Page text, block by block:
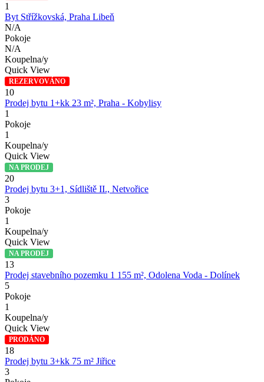
1
Byt Střížkovská, Praha Libeň
N/A
Pokoje
N/A
Koupelna/y
Quick View
REZERVOVÁNO
10
Prodej bytu 1+kk 23 m², Praha - Kobylisy
1
Pokoje
1
Koupelna/y
Quick View
NA PRODEJ
20
Prodej bytu 3+1, Sídliště II., Netvořice
3
Pokoje
1
Koupelna/y
Quick View
NA PRODEJ
13
Prodej stavebního pozemku 1 155 m², Odolena Voda - Dolínek
5
Pokoje
1
Koupelna/y
Quick View
PRODÁNO
18
Prodej bytu 3+kk 75 m² Jiřice
3